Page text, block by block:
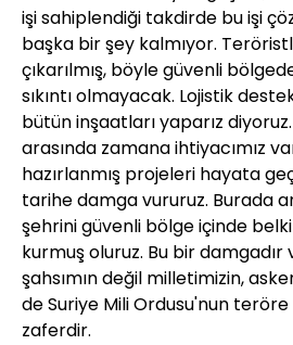
işi sahiplendiği takdirde bu işi
başka bir şey kalmıyor.
çıkarılmış, böyle güvenli
sıkıntı olmayacak. Lojistik
bütün inşaatları yaparız diyoruz.
arasında zamana ihtiyacımız
hazırlanmış projeleri hayata
tarihe damga vururuz. Burada
şehrini güvenli bölge içinde
kurmuş oluruz. Bu bir damgadır
şahsımın değil milletimizin,
de Suriye Mili Ordusu'nun
zaferdir.